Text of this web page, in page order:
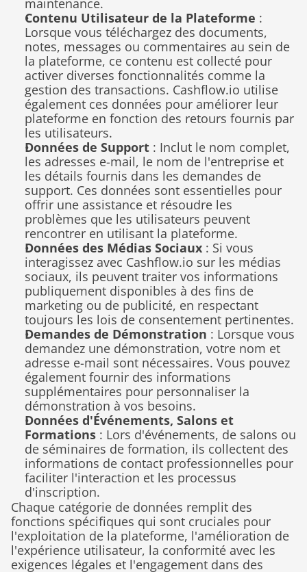
maintenance.
Contenu Utilisateur de la Plateforme :
Lorsque vous téléchargez des documents,
notes, messages ou commentaires au sein de
la plateforme, ce contenu est collecté pour
activer diverses fonctionnalités comme la
gestion des transactions. Cashflow.io utilise
également ces données pour améliorer leur
plateforme en fonction des retours fournis par
les utilisateurs.
Données de Support : Inclut le nom complet,
les adresses e-mail, le nom de l'entreprise et
les détails fournis dans les demandes de
support. Ces données sont essentielles pour
offrir une assistance et résoudre les
problèmes que les utilisateurs peuvent
rencontrer en utilisant la plateforme.
Données des Médias Sociaux : Si vous
interagissez avec Cashflow.io sur les médias
sociaux, ils peuvent traiter vos informations
publiquement disponibles à des fins de
marketing ou de publicité, en respectant
toujours les lois de consentement pertinentes.
Demandes de Démonstration : Lorsque vous
demandez une démonstration, votre nom et
adresse e-mail sont nécessaires. Vous pouvez
également fournir des informations
supplémentaires pour personnaliser la
démonstration à vos besoins.
Données d'Événements, Salons et
Formations : Lors d'événements, de salons ou
de séminaires de formation, ils collectent des
informations de contact professionnelles pour
faciliter l'interaction et les processus
d'inscription.
Chaque catégorie de données remplit des
fonctions spécifiques qui sont cruciales pour
l'exploitation de la plateforme, l'amélioration de
l'expérience utilisateur, la conformité avec les
exigences légales et l'engagement dans des